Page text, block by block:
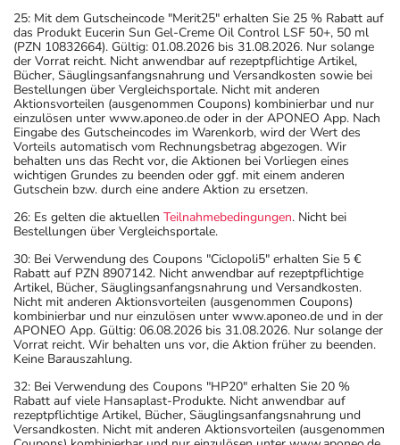
25: Mit dem Gutscheincode "Merit25" erhalten Sie 25 % Rabatt auf
das Produkt Eucerin Sun Gel-Creme Oil Control LSF 50+, 50 ml
(PZN 10832664). Gültig: 01.08.2026 bis 31.08.2026. Nur solange
der Vorrat reicht. Nicht anwendbar auf rezeptpflichtige Artikel,
Bücher, Säuglingsanfangsnahrung und Versandkosten sowie bei
Bestellungen über Vergleichsportale. Nicht mit anderen
Aktionsvorteilen (ausgenommen Coupons) kombinierbar und nur
einzulösen unter www.aponeo.de oder in der APONEO App. Nach
Eingabe des Gutscheincodes im Warenkorb, wird der Wert des
Vorteils automatisch vom Rechnungsbetrag abgezogen. Wir
behalten uns das Recht vor, die Aktionen bei Vorliegen eines
wichtigen Grundes zu beenden oder ggf. mit einem anderen
Gutschein bzw. durch eine andere Aktion zu ersetzen.
26: Es gelten die aktuellen Teilnahmebedingungen. Nicht bei
Bestellungen über Vergleichsportale.
30: Bei Verwendung des Coupons "Ciclopoli5" erhalten Sie 5 €
Rabatt auf PZN 8907142. Nicht anwendbar auf rezeptpflichtige
Artikel, Bücher, Säuglingsanfangsnahrung und Versandkosten.
Nicht mit anderen Aktionsvorteilen (ausgenommen Coupons)
kombinierbar und nur einzulösen unter www.aponeo.de und in der
APONEO App. Gültig: 06.08.2026 bis 31.08.2026. Nur solange der
Vorrat reicht. Wir behalten uns vor, die Aktion früher zu beenden.
Keine Barauszahlung.
32: Bei Verwendung des Coupons "HP20" erhalten Sie 20 %
Rabatt auf viele Hansaplast-Produkte. Nicht anwendbar auf
rezeptpflichtige Artikel, Bücher, Säuglingsanfangsnahrung und
Versandkosten. Nicht mit anderen Aktionsvorteilen (ausgenommen